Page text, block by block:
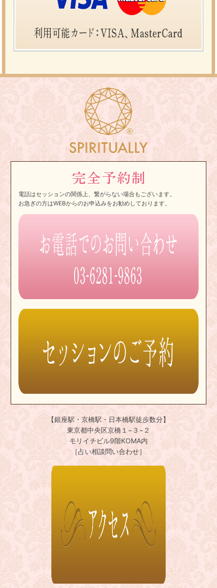
電話はセッションの関係上、繋がらない場合もございます。
お急ぎの方はWEBからのお申込みをお勧めしております。
【銀座駅・京橋駅・日本橋駅徒歩数分】
東京都中央区京橋１−３−２
モリイチビル9階KOMA内
［占い相談問い合わせ］